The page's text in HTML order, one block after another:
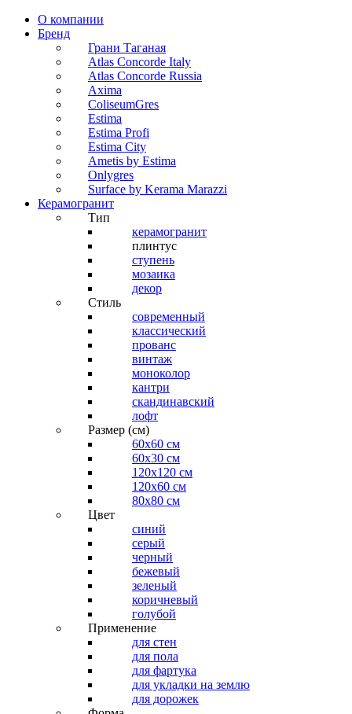
О компании
Бренд
Грани Таганая
Atlas Concorde Italy
Atlas Concorde Russia
Axima
ColiseumGres
Estima
Estima Profi
Estima City
Ametis by Estima
Onlygres
Surface by Kerama Marazzi
Керамогранит
Тип
керамогранит
плинтус
ступень
мозаика
декор
Стиль
современный
классический
прованс
винтаж
моноколор
кантри
скандинавский
лофт
Размер (см)
60х60 см
60x30 см
120x120 см
120x60 см
80x80 см
Цвет
синий
серый
черный
бежевый
зеленый
коричневый
голубой
Применение
для стен
для пола
для фартука
для укладки на землю
для дорожек